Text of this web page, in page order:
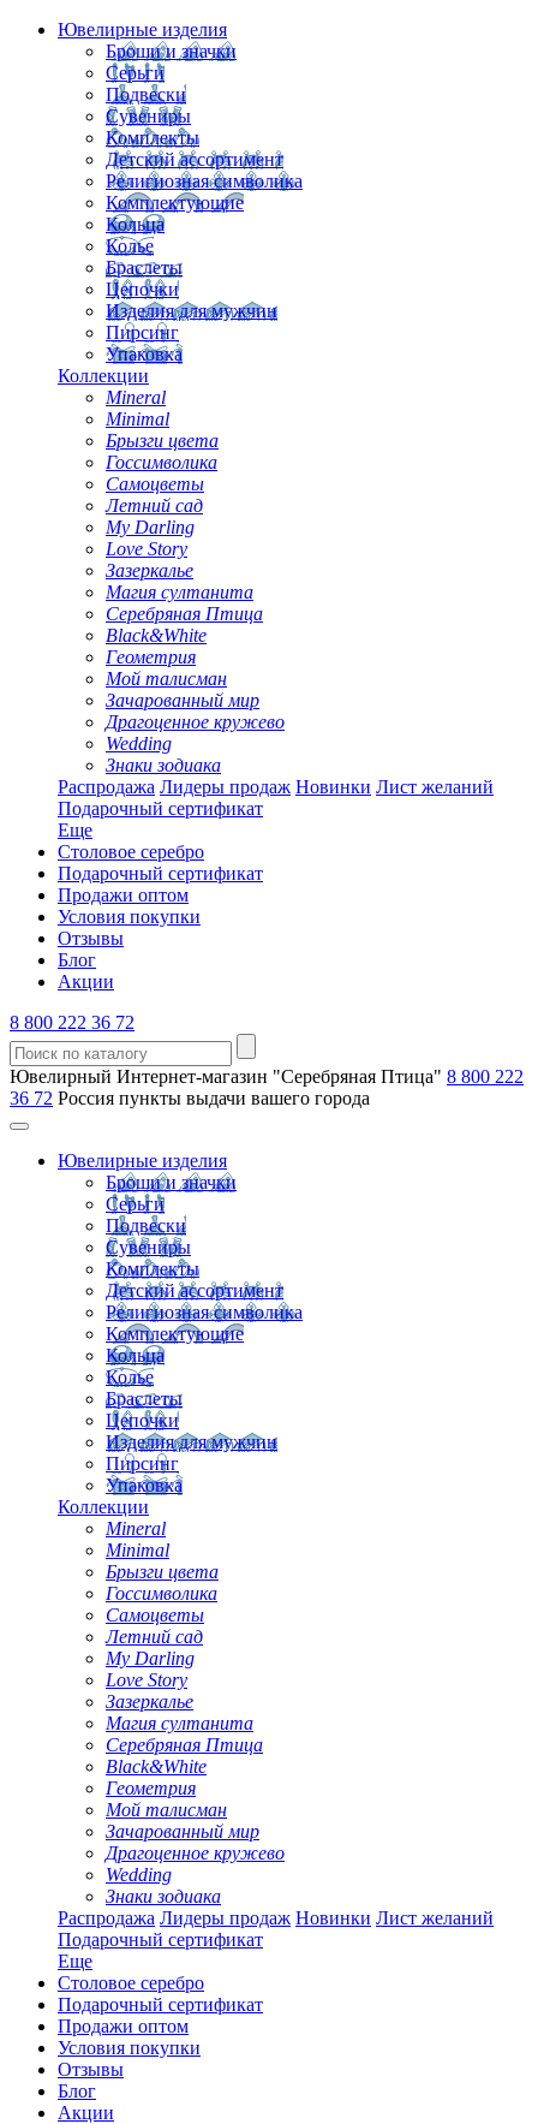
Ювелирные изделия
Броши и значки
Серьги
Подвески
Сувениры
Комплекты
Детский ассортимент
Религиозная символика
Комплектующие
Кольца
Колье
Браслеты
Цепочки
Изделия для мужчин
Пирсинг
Упаковка
Коллекции
Mineral
Minimal
Брызги цвета
Госсимволика
Самоцветы
Летний сад
My Darling
Love Story
Зазеркалье
Магия султанита
Серебряная Птица
Black&White
Геометрия
Мой талисман
Зачарованный мир
Драгоценное кружево
Wedding
Знаки зодиака
Распродажа Лидеры продаж Новинки Лист желаний
Подарочный сертификат
Еще
Столовое серебро
Подарочный сертификат
Продажи оптом
Условия покупки
Отзывы
Блог
Акции
8 800 222 36 72
Ювелирный Интернет-магазин "Серебряная Птица" 8 800 222
36 72 Россия пункты выдачи вашего города
Ювелирные изделия
Броши и значки
Серьги
Подвески
Сувениры
Комплекты
Детский ассортимент
Религиозная символика
Комплектующие
Кольца
Колье
Браслеты
Цепочки
Изделия для мужчин
Пирсинг
Упаковка
Коллекции
Mineral
Minimal
Брызги цвета
Госсимволика
Самоцветы
Летний сад
My Darling
Love Story
Зазеркалье
Магия султанита
Серебряная Птица
Black&White
Геометрия
Мой талисман
Зачарованный мир
Драгоценное кружево
Wedding
Знаки зодиака
Распродажа Лидеры продаж Новинки Лист желаний
Подарочный сертификат
Еще
Столовое серебро
Подарочный сертификат
Продажи оптом
Условия покупки
Отзывы
Блог
Акции